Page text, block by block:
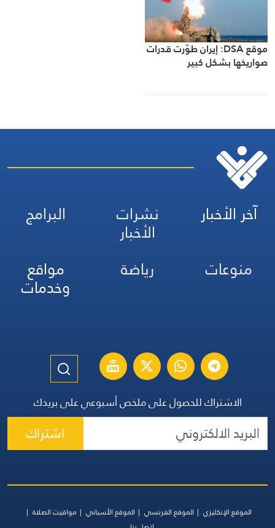
موقع DSA: إيران طوّرت قدرات
صواريخها بشكل كبير
آخر الأخبار نشرات
الأخبار
البرامج
منوعات
رياضة مواقع
وخدمات
الاشتراك للحصول على ملخص أسبوعي على بريدك
اشتراك
الموقع الإنكليزي الموقع الفرنسي الموقع الأسباني
مواقيت الصلاة